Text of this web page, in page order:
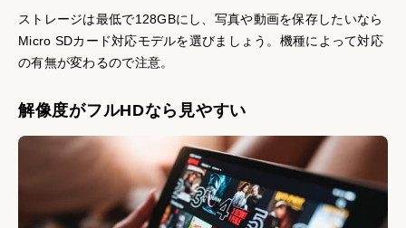
ストレージは最低で128GBにし、写真や動画を保存したいなら
Micro SDカード対応モデルを選びましょう。機種によって対応
の有無が変わるので注意。
解像度がフルHDなら見やすい